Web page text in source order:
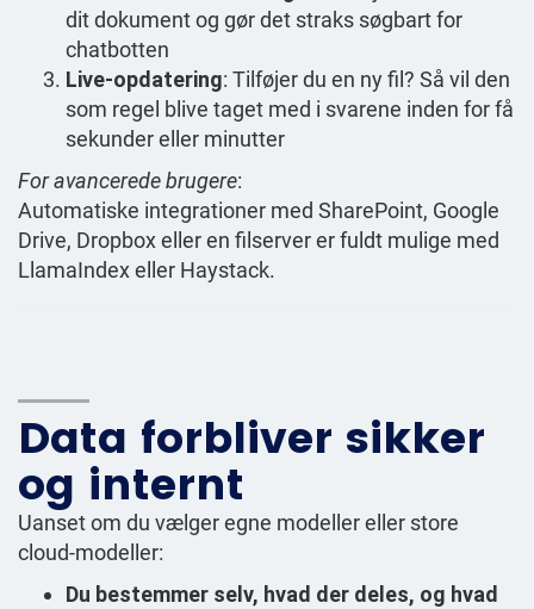
dit dokument og gør det straks søgbart for
chatbotten
Live-opdatering: Tilføjer du en ny fil? Så vil den
som regel blive taget med i svarene inden for få
sekunder eller minutter
For avancerede brugere:
Automatiske integrationer med SharePoint, Google
Drive, Dropbox eller en filserver er fuldt mulige med
LlamaIndex eller Haystack.
Data forbliver sikker
og internt
Uanset om du vælger egne modeller eller store
cloud-modeller:
Du bestemmer selv, hvad der deles, og hvad